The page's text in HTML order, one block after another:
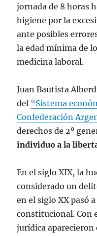
jornada de 8 horas
higiene por la
ante posibles
la edad mínima de
medicina laboral.
Juan Bautista
del “Sistema
Confederación
derechos de 2º
individuo a la
En el siglo XIX, la
considerado un
en el siglo XX pasó
constitucional. Con
jurídica aparecieron